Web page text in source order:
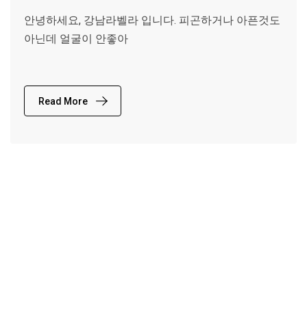
안녕하세요, 강남라벨라 입니다. 피곤하거나 아픈것도
아닌데 얼굴이 안좋아
Read More